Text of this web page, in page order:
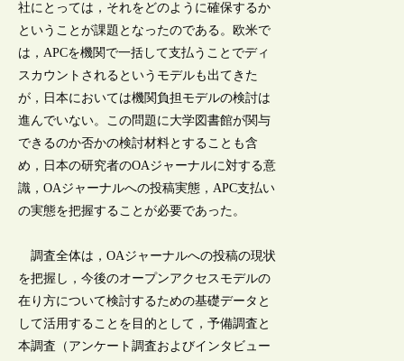
社にとっては，それをどのように確保するか
ということが課題となったのである。欧米で
は，APCを機関で一括して支払うことでディ
スカウントされるというモデルも出てきた
が，日本においては機関負担モデルの検討は
進んでいない。この問題に大学図書館が関与
できるのか否かの検討材料とすることも含
め，日本の研究者のOAジャーナルに対する意
識，OAジャーナルへの投稿実態，APC支払い
の実態を把握することが必要であった。
調査全体は，OAジャーナルへの投稿の現状
を把握し，今後のオープンアクセスモデルの
在り方について検討するための基礎データと
して活用することを目的として，予備調査と
本調査（アンケート調査およびインタビュー